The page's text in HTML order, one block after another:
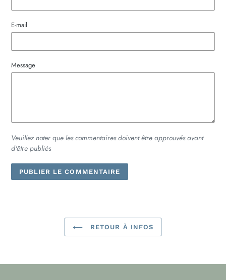
E-mail
Message
Veuillez noter que les commentaires doivent être approuvés avant
d'être publiés
RETOUR À INFOS